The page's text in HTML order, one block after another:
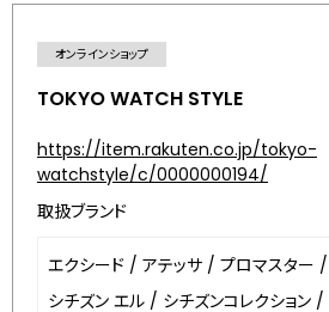
オンラインショップ
TOKYO WATCH STYLE
https://item.rakuten.co.jp/tokyo-
watchstyle/c/0000000194/
取扱ブランド
エクシード / アテッサ / プロマスター /
シチズン エル / シチズンコレクション /